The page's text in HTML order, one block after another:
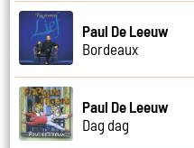
Paul De Leeuw
Bordeaux
Paul De Leeuw
Dag dag